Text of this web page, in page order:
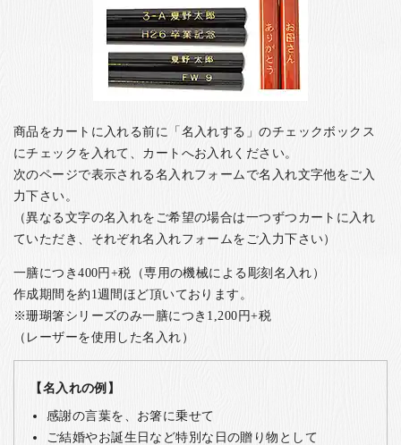
商品をカートに入れる前に「名入れする」のチェックボックス
にチェックを入れて、カートへお入れください。
次のページで表示される名入れフォームで名入れ文字他をご入
力下さい。
（異なる文字の名入れをご希望の場合は一つずつカートに入れ
ていただき、それぞれ名入れフォームをご入力下さい）
一膳につき400円+税（専用の機械による彫刻名入れ）
作成期間を約1週間ほど頂いております。
※珊瑚箸シリーズのみ一膳につき1,200円+税
（レーザーを使用した名入れ）
【名入れの例】
感謝の言葉を、お箸に乗せて
ご結婚やお誕生日など特別な日の贈り物として